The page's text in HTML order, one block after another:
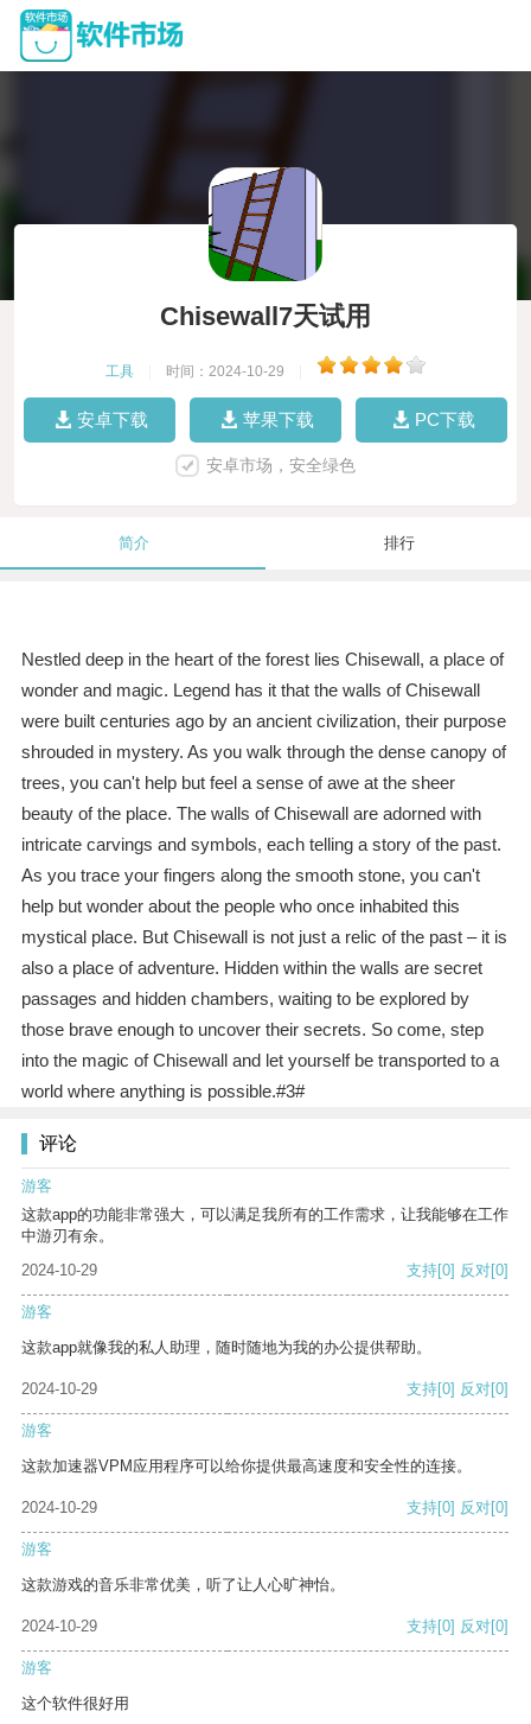
Chisewall7天试用
工具 时间：2024-10-29
安卓下载 苹果下载 PC下载
安卓市场，安全绿色
简介 排行
Nestled deep in the heart of the forest lies Chisewall, a place of
wonder and magic. Legend has it that the walls of Chisewall
were built centuries ago by an ancient civilization, their purpose
shrouded in mystery. As you walk through the dense canopy of
trees, you can't help but feel a sense of awe at the sheer
beauty of the place. The walls of Chisewall are adorned with
intricate carvings and symbols, each telling a story of the past.
As you trace your fingers along the smooth stone, you can't
help but wonder about the people who once inhabited this
mystical place. But Chisewall is not just a relic of the past – it is
also a place of adventure. Hidden within the walls are secret
passages and hidden chambers, waiting to be explored by
those brave enough to uncover their secrets. So come, step
into the magic of Chisewall and let yourself be transported to a
world where anything is possible.#3#
评论
游客
这款app的功能非常强大，可以满足我所有的工作需求，让我能够在工作
中游刃有余。
2024-10-29
支持[0] 反对[0]
游客
这款app就像我的私人助理，随时随地为我的办公提供帮助。
2024-10-29 支持[0] 反对[0]
游客
这款加速器VPM应用程序可以给你提供最高速度和安全性的连接。
2024-10-29 支持[0] 反对[0]
游客
这款游戏的音乐非常优美，听了让人心旷神怡。
2024-10-29 支持[0] 反对[0]
游客
这个软件很好用